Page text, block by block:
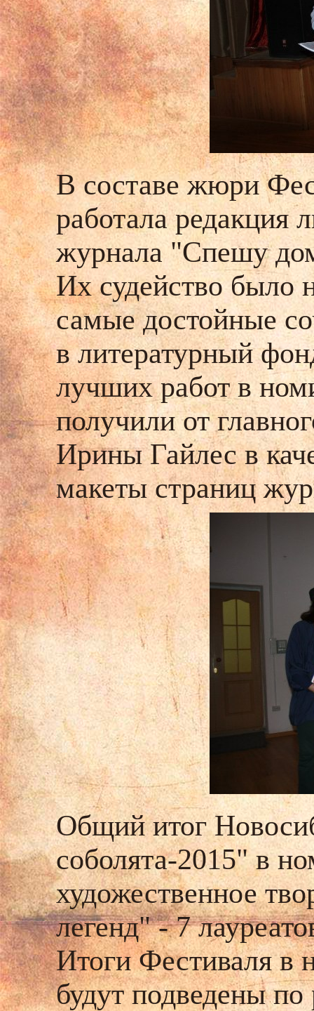
В составе жюри
работала редакция
журнала "Спешу
Их судейство было
самые достойные
в литературный
лучших работ в
получили от
Ирины Гайлес в
макеты страниц
Общий итог
соболята-2015" в
художественное
легенд" - 7
Итоги Фестиваля в
будут подведены по